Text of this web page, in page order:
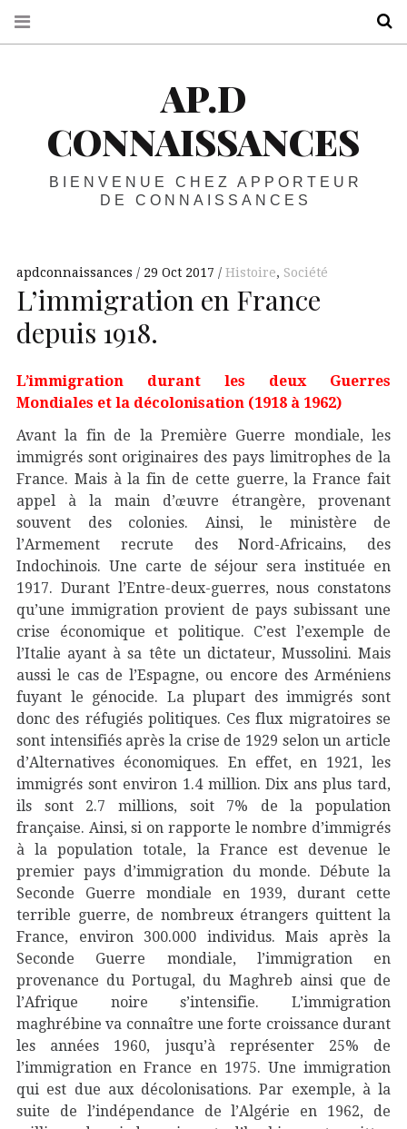
AP.D
CONNAISSANCES
BIENVENUE CHEZ APPORTEUR
DE CONNAISSANCES
apdconnaissances 29 Oct 2017 Histoire, Société
L’immigration en France
depuis 1918.
L’immigration durant les deux Guerres
Mondiales et la décolonisation (1918 à 1962)
Avant la fin de la Première Guerre mondiale, les
immigrés sont originaires des pays limitrophes de la
France. Mais à la fin de cette guerre, la France fait
appel à la main d’œuvre étrangère, provenant
souvent des colonies. Ainsi, le ministère de
l’Armement recrute des Nord-Africains, des
Indochinois. Une carte de séjour sera instituée en
1917. Durant l’Entre-deux-guerres, nous constatons
qu’une immigration provient de pays subissant une
crise économique et politique. C’est l’exemple de
l’Italie ayant à sa tête un dictateur, Mussolini. Mais
aussi le cas de l’Espagne, ou encore des Arméniens
fuyant le génocide. La plupart des immigrés sont
donc des réfugiés politiques. Ces flux migratoires se
sont intensifiés après la crise de 1929 selon un article
d’Alternatives économiques. En effet, en 1921, les
immigrés sont environ 1.4 million. Dix ans plus tard,
ils sont 2.7 millions, soit 7% de la population
française. Ainsi, si on rapporte le nombre d’immigrés
à la population totale, la France est devenue le
premier pays d’immigration du monde. Débute la
Seconde Guerre mondiale en 1939, durant cette
terrible guerre, de nombreux étrangers quittent la
France, environ 300.000 individus. Mais après la
Seconde Guerre mondiale, l’immigration en
provenance du Portugal, du Maghreb ainsi que de
l’Afrique noire s’intensifie. L’immigration
maghrébine va connaître une forte croissance durant
les années 1960, jusqu’à représenter 25% de
l’immigration en France en 1975. Une immigration
qui est due aux décolonisations. Par exemple, à la
suite de l’indépendance de l’Algérie en 1962, de